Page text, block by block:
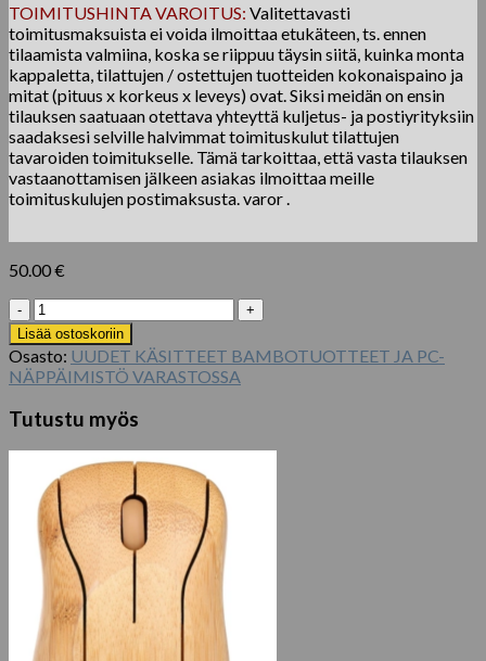
TOIMITUSHINTA VAROITUS: Valitettavasti
toimitusmaksuista ei voida ilmoittaa etukäteen, ts. ennen
tilaamista valmiina, koska se riippuu täysin siitä, kuinka monta
kappaletta, tilattujen / ostettujen tuotteiden kokonaispaino ja
mitat (pituus x korkeus x leveys) ovat. Siksi meidän on ensin
tilauksen saatuaan otettava yhteyttä kuljetus- ja postiyrityksiin
saadaksesi selville halvimmat toimituskulut tilattujen
tavaroiden toimitukselle. Tämä tarkoittaa, että vasta tilauksen
vastaanottamisen jälkeen asiakas ilmoittaa meille
toimituskulujen postimaksusta. varor .
50.00€
Bambusta
laajennettava
ruokailuvälinekotelo
-
keittiön
laatikon
järjestäjä
määrä
Lisää ostoskoriin
Osasto: UUDET KÄSITTEET BAMBOTUOTTEET JA PC-
NÄPPÄIMISTÖ VARASTOSSA
Tutustu myös